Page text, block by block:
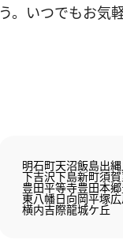
う。いつでもお気
明石町天沼飯島出縄
下吉沢下島新町須賀
豊田平等寺豊田本郷
東八幡日向岡平塚
横内吉際龍城ケ丘